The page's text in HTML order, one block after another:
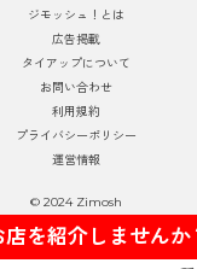
ジモッシュ！とは
広告掲載
タイアップについて
お問い合わせ
利用規約
プライバシーポリシー
運営情報
© 2024 Zimosh
を紹介しませんか